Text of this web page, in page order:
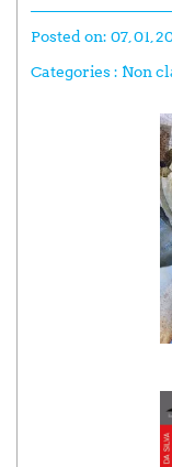
Posted on: 07, 01,
Categories : Non